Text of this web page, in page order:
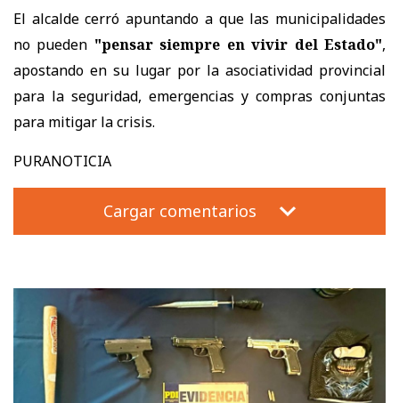
El alcalde cerró apuntando a que las municipalidades
no pueden "pensar siempre en vivir del Estado",
apostando en su lugar por la asociatividad provincial
para la seguridad, emergencias y compras conjuntas
para mitigar la crisis.
PURANOTICIA
Cargar comentarios